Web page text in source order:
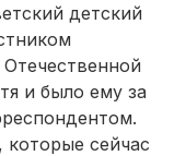
детский
и было ему за
которые сейчас